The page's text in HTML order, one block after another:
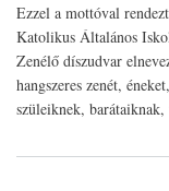
Ezzel a mottóval
Katolikus Általános
Zenélő díszudvar
hangszeres zenét,
szüleiknek,